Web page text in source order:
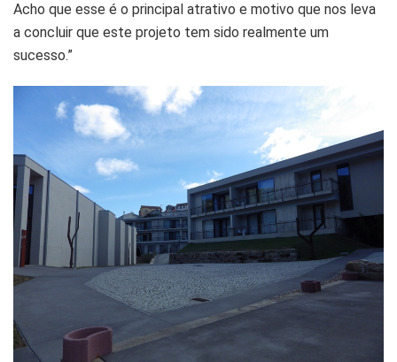
Acho que esse é o principal atrativo e motivo que nos leva
a concluir que este projeto tem sido realmente um
sucesso.”